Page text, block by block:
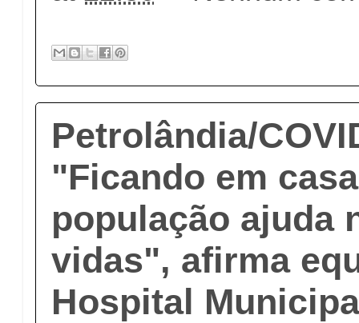
Petrolândia/
"Ficando em
população ajuda
vidas", afirma
Hospital